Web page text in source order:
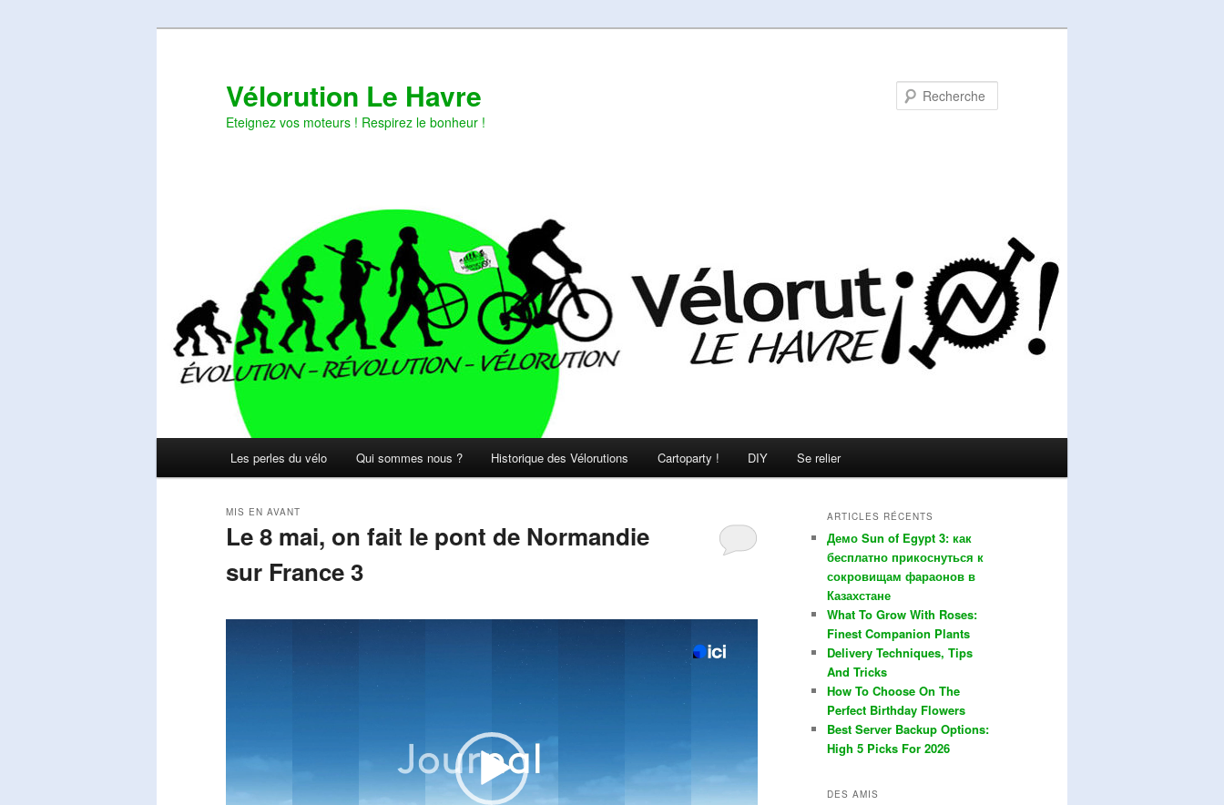
Vélorution Le Havre
Eteignez vos moteurs ! Respirez le bonheur !
Les perles du vélo Qui sommes nous ? Historique des Vélorutions Cartoparty ! DIY Se relier
Le 8 mai, on fait le pont de Normandie
sur France 3
MIS EN AVANT ARTICLES RÉCENTS
Демо Sun of Egypt 3: как
бесплатно прикоснуться к
сокровищам фараонов в
Казахстане
What To Grow With Roses:
Finest Companion Plants
Delivery Techniques, Tips
And Tricks
How To Choose On The
Perfect Birthday Flowers
Best Server Backup Options:
High 5 Picks For 2026
DES AMIS